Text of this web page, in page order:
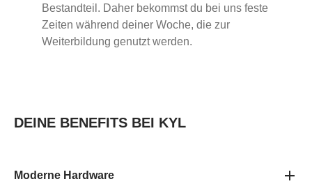
Bestandteil. Daher bekommst du bei uns feste
Zeiten während deiner Woche, die zur
Weiterbildung genutzt werden.
DEINE BENEFITS BEI KYL
Moderne Hardware